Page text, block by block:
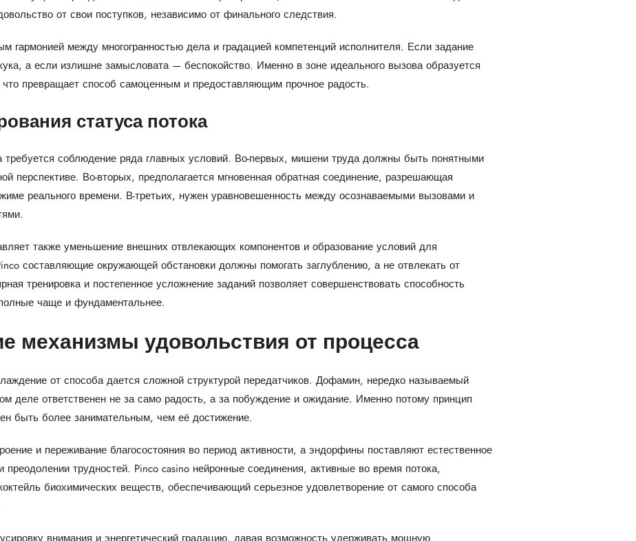
от свои поступков, независимо от финального следствия.
гармонией между многогранностью дела и градацией компетенций исполнителя. Если задание
а если излишне замысловата — беспокойство. Именно в зоне идеального вызова образуется
превращает способ самоценным и предоставляющим прочное радость.
статуса потока
требуется соблюдение ряда главных условий. Во-первых, мишени труда должны быть понятными
перспективе. Во-вторых, предполагается мгновенная обратная соединение, разрешающая
реального времени. В-третьих, нужен уравновешенность между осознаваемыми вызовами и
также уменьшение внешних отвлекающих компонентов и образование условий для
составляющие окружающей обстановки должны помогать заглублению, а не отвлекать от
тренировка и постепенное усложнение заданий позволяет совершенствовать способность
чаще и фундаментальнее.
механизмы удовольствия от процесса
от способа дается сложной структурой передатчиков. Дофамин, нередко называемый
деле ответственен не за само радость, а за побуждение и ожидание. Именно потому принцип
быть более занимательным, чем её достижение.
и переживание благосостояния во период активности, а эндорфины поставляют естественное
трудностей. Pinco casino нейронные соединения, активные во время потока,
биохимических веществ, обеспечивающий серьезное удовлетворение от самого способа